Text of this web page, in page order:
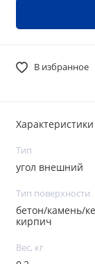
В избранное
Характеристики
Тип
угол внешний
Тип поверхности
бетон/камень/
кирпич
Вес, кг